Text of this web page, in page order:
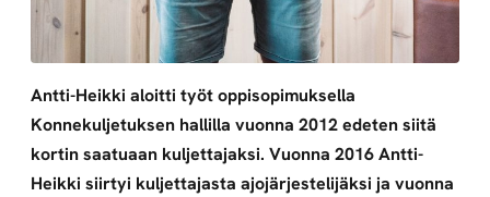
Antti-Heikki aloitti työt oppisopimuksella
Konnekuljetuksen hallilla vuonna 2012 edeten siitä
kortin saatuaan kuljettajaksi. Vuonna 2016 Antti-
Heikki siirtyi kuljettajasta ajojärjestelijäksi ja vuonna